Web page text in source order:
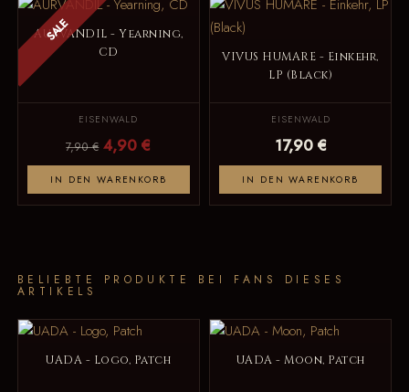
SALE
AURVANDIL - Yearning,
CD
EISENWALD
7,90 € 4,90 €
IN DEN WARENKORB
VIVUS HUMARE - Einkehr,
LP (Black)
EISENWALD
17,90 €
IN DEN WARENKORB
BELIEBTE PRODUKTE BEI FANS DIESES
ARTIKELS
UADA - Logo, Patch UADA - Moon, Patch